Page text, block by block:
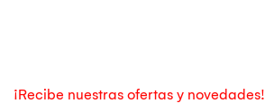
¡Recibe nuestras ofertas y novedades!